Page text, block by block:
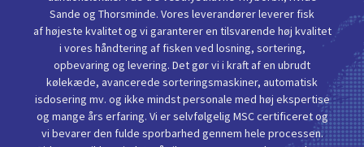
Sande og Thorsminde. Vores leverandører leverer fisk
af højeste kvalitet og vi garanterer en tilsvarende høj kvalitet
i vores håndtering af fisken ved losning, sortering,
opbevaring og levering. Det gør vi i kraft af en ubrudt
kølekæde, avancerede sorteringsmaskiner, automatisk
isdosering mv. og ikke mindst personale med høj ekspertise
og mange års erfaring. Vi er selvfølgelig MSC certificeret og
vi bevarer den fulde sporbarhed gennem hele processen.